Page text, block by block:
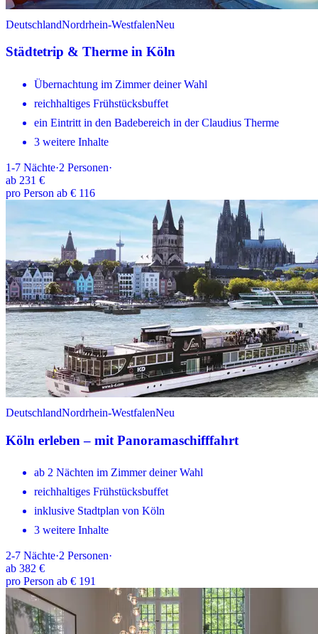
DeutschlandNordrhein-WestfalenNeu
Städtetrip & Therme in Köln
Übernachtung im Zimmer deiner Wahl
reichhaltiges Frühstücksbuffet
ein Eintritt in den Badebereich in der Claudius Therme
3 weitere Inhalte
1-7 Nächte·2 Personen·
ab 231 €
pro Person ab € 116
DeutschlandNordrhein-WestfalenNeu
Köln erleben – mit Panoramaschifffahrt
ab 2 Nächten im Zimmer deiner Wahl
reichhaltiges Frühstücksbuffet
inklusive Stadtplan von Köln
3 weitere Inhalte
2-7 Nächte·2 Personen·
ab 382 €
pro Person ab € 191